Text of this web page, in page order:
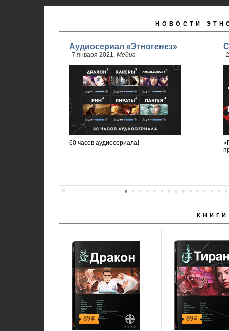
НОВОСТИ
Аудиосериал «Этногенез»
7 января 2021, Медиа
60 часов аудиосериала!
КНИГИ
89р 89р